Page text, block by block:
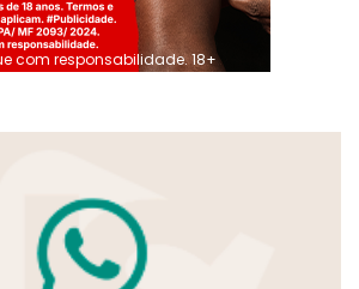
com responsabilidade. 18+